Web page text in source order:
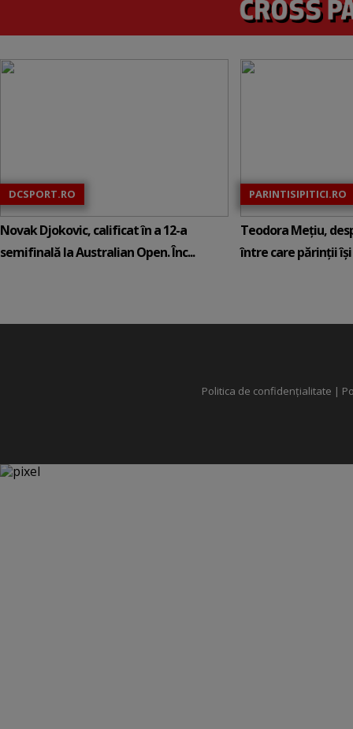
DCSPORT.RO
Novak Djokovic, calificat în a 12-a
semifinală la Australian Open. Înc...
PARINTISIPITICI.RO
Teodora Mețiu,
între care părinții își
Politica de confidențialitate |